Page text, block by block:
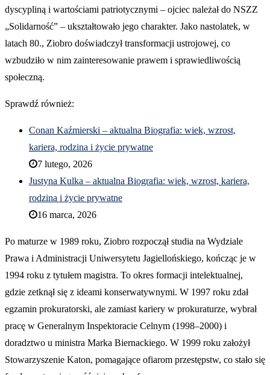
dyscypliną i wartościami patriotycznymi – ojciec należał do NSZZ
„Solidarność” – ukształtowało jego charakter. Jako nastolatek, w
latach 80., Ziobro doświadczył transformacji ustrojowej, co
wzbudziło w nim zainteresowanie prawem i sprawiedliwością
społeczną.
Sprawdź również:
Conan Kaźmierski – aktualna Biografia: wiek, wzrost,
kariera, rodzina i życie prywatne
7 lutego, 2026
Justyna Kulka – aktualna Biografia: wiek, wzrost, kariera,
rodzina i życie prywatne
16 marca, 2026
Po maturze w 1989 roku, Ziobro rozpoczął studia na Wydziale
Prawa i Administracji Uniwersytetu Jagiellońskiego, kończąc je w
1994 roku z tytułem magistra. To okres formacji intelektualnej,
gdzie zetknął się z ideami konserwatywnymi. W 1997 roku zdał
egzamin prokuratorski, ale zamiast kariery w prokuraturze, wybrał
pracę w Generalnym Inspektoracie Celnym (1998–2000) i
doradztwo u ministra Marka Biernackiego. W 1999 roku założył
Stowarzyszenie Katon, pomagające ofiarom przestępstw, co stało się